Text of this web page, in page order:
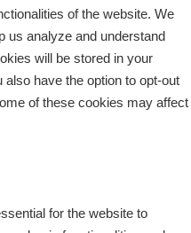
of the website. We
us analyze and understand
will be stored in your
have the option to opt-out
of these cookies may affect
for the website to